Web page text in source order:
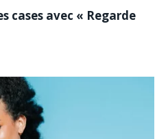
cases avec « Regarde